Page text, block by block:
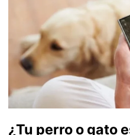
¿Tu perro o gato